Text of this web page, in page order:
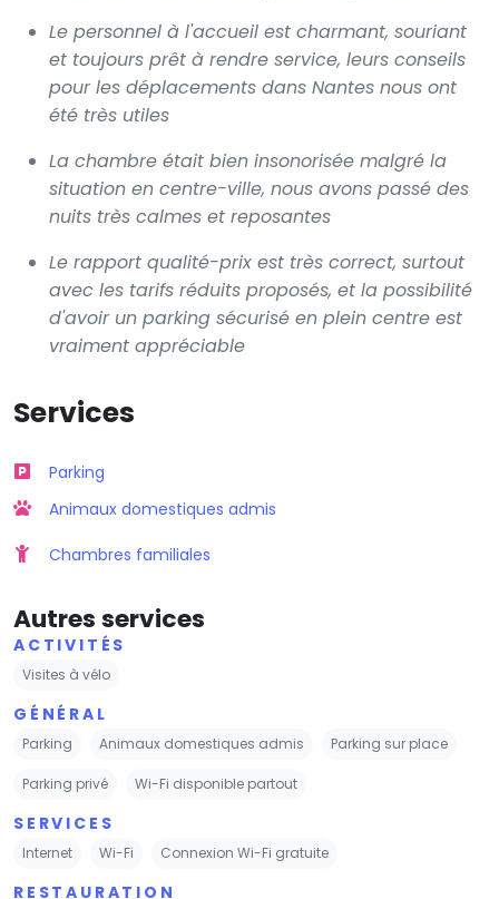
Le personnel à l'accueil est charmant, souriant
et toujours prêt à rendre service, leurs conseils
pour les déplacements dans Nantes nous ont
été très utiles
La chambre était bien insonorisée malgré la
situation en centre-ville, nous avons passé des
nuits très calmes et reposantes
Le rapport qualité-prix est très correct, surtout
avec les tarifs réduits proposés, et la possibilité
d'avoir un parking sécurisé en plein centre est
vraiment appréciable
Services
Parking
Animaux domestiques admis
Chambres familiales
Autres services
ACTIVITÉS
Visites à vélo
GÉNÉRAL
Parking Animaux domestiques admis Parking sur place
Parking privé Wi-Fi disponible partout
SERVICES
Internet Wi-Fi Connexion Wi-Fi gratuite
RESTAURATION